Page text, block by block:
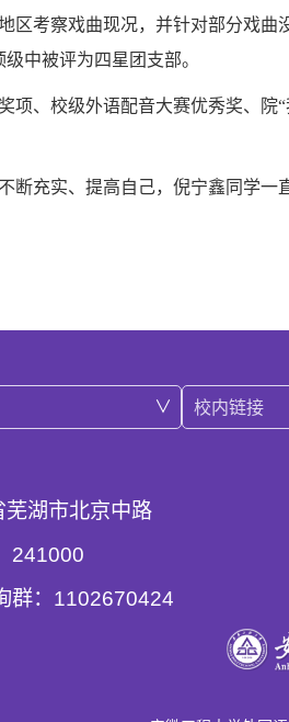
区考察戏曲现况，并针对部分戏
级中被评为四星团支部。
项、校级外语配音大赛优秀奖、 院
不断充实、 提高自己，倪宁鑫同学一
校内链接
湖市北京中路
241000
群：1102670424